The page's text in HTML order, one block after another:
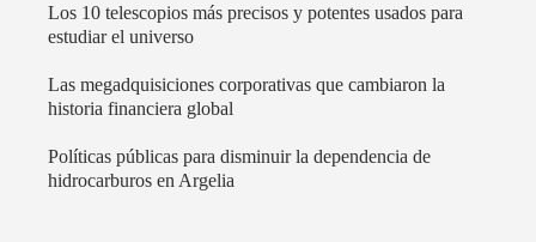
Los 10 telescopios más precisos y potentes usados para
estudiar el universo
Las megadquisiciones corporativas que cambiaron la
historia financiera global
Políticas públicas para disminuir la dependencia de
hidrocarburos en Argelia